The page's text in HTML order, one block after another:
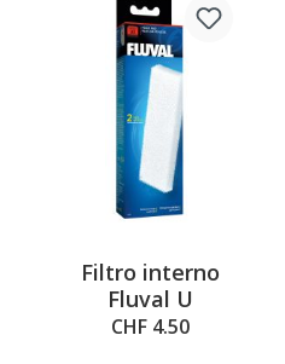
Filtro interno
Fluval U
CHF 4.50